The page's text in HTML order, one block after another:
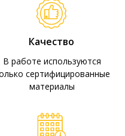
В работе используются
сертифицированные
материалы
Качество